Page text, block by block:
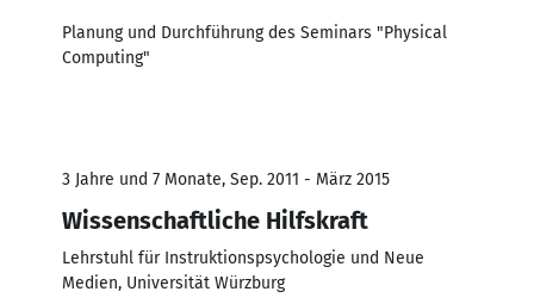
Planung und Durchführung des Seminars "Physical
Computing"
3 Jahre und 7 Monate, Sep. 2011 - März 2015
Wissenschaftliche Hilfskraft
Lehrstuhl für Instruktionspsychologie und Neue
Medien, Universität Würzburg